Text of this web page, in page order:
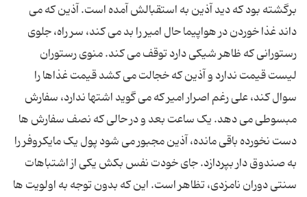
برگشته بود که دید آذین به استقبالش آمده است. آذین که می
داند غذا خوردن در هواپیما حال امیر را بد می کند، سر راه، جلوی
رستورانی که ظاهر شیکی دارد توقف می کند. منوی رستوران
لیست قیمت ندارد و آذین که خجالت می کشد قیمت غذاها را
سوال کند، علی رغم اصرار امیر که می گوید اشتها ندارد، سفارش
مبسوطی می دهد. یک ساعت بعد و در حالی که نصف سفارش ها
دست نخورده باقی مانده، آذین مجبور می شود پول یک مایکروفر را
به صندوق دار بپردازد. جای خودت نفس بکش یکی از اشتباهات
سنتی دوران نامزدی، تظاهر است. این که بدون توجه به اولویت ها